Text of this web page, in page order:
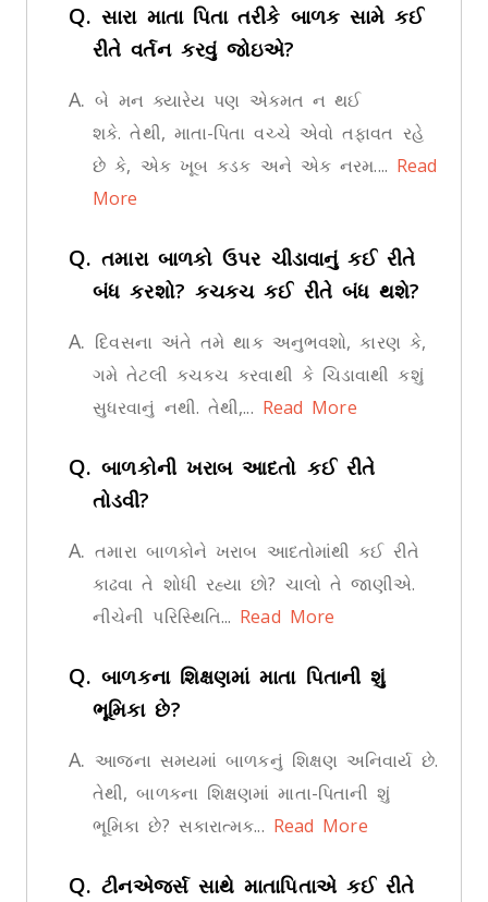
Q.સારા માતા પિતા તરીકે બાળક સામે કઈ
રીતે વર્તન કરવું જોઇએ?
A.બે મન ક્યારેય પણ એકમત ન થઈ
શકે. તેથી, માતા-પિતા વચ્ચે એવો તફાવત રહે
છે કે, એક ખૂબ કડક અને એક નરમ.... Read
More
Q.તમારા બાળકો ઉપર ચીડાવાનું કઈ રીતે
બંધ કરશો? કચકચ કઈ રીતે બંધ થશે?
A. દિવસના અંતે તમે થાક અનુભવશો, કારણ કે,
ગમે તેટલી કચકચ કરવાથી કે ચિડાવાથી કશું
સુધરવાનું નથી. તેથી,... Read More
Q.બાળકોની ખરાબ આદતો કઈ રીતે
તોડવી?
A.તમારા બાળકોને ખરાબ આદતોમાંથી કઈ રીતે
કાઢવા તે શોધી રહ્યા છો? ચાલો તે જાણીએ.
નીચેની પરિસ્થિતિ... Read More
Q.બાળકના શિક્ષણમાં માતા પિતાની શું
ભૂમિકા છે?
A. આજના સમયમાં બાળકનું શિક્ષણ અનિવાર્ય છે.
તેથી, બાળકના શિક્ષણમાં માતા-પિતાની શું
ભૂમિકા છે? સકારાત્મક... Read More
Q.ટીનએજર્સ સાથે માતાપિતાએ કઈ રીતે